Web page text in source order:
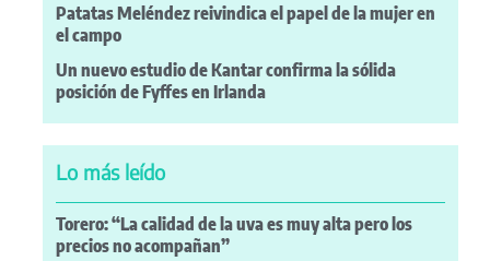
Patatas Meléndez reivindica el papel de la mujer en
el campo
Un nuevo estudio de Kantar confirma la sólida
posición de Fyffes en Irlanda
Lo más leído
Torero: “La calidad de la uva es muy alta pero los
precios no acompañan”